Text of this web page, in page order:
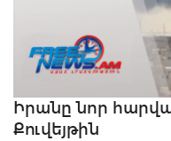
Իրանը նոր
Քուվեյթին